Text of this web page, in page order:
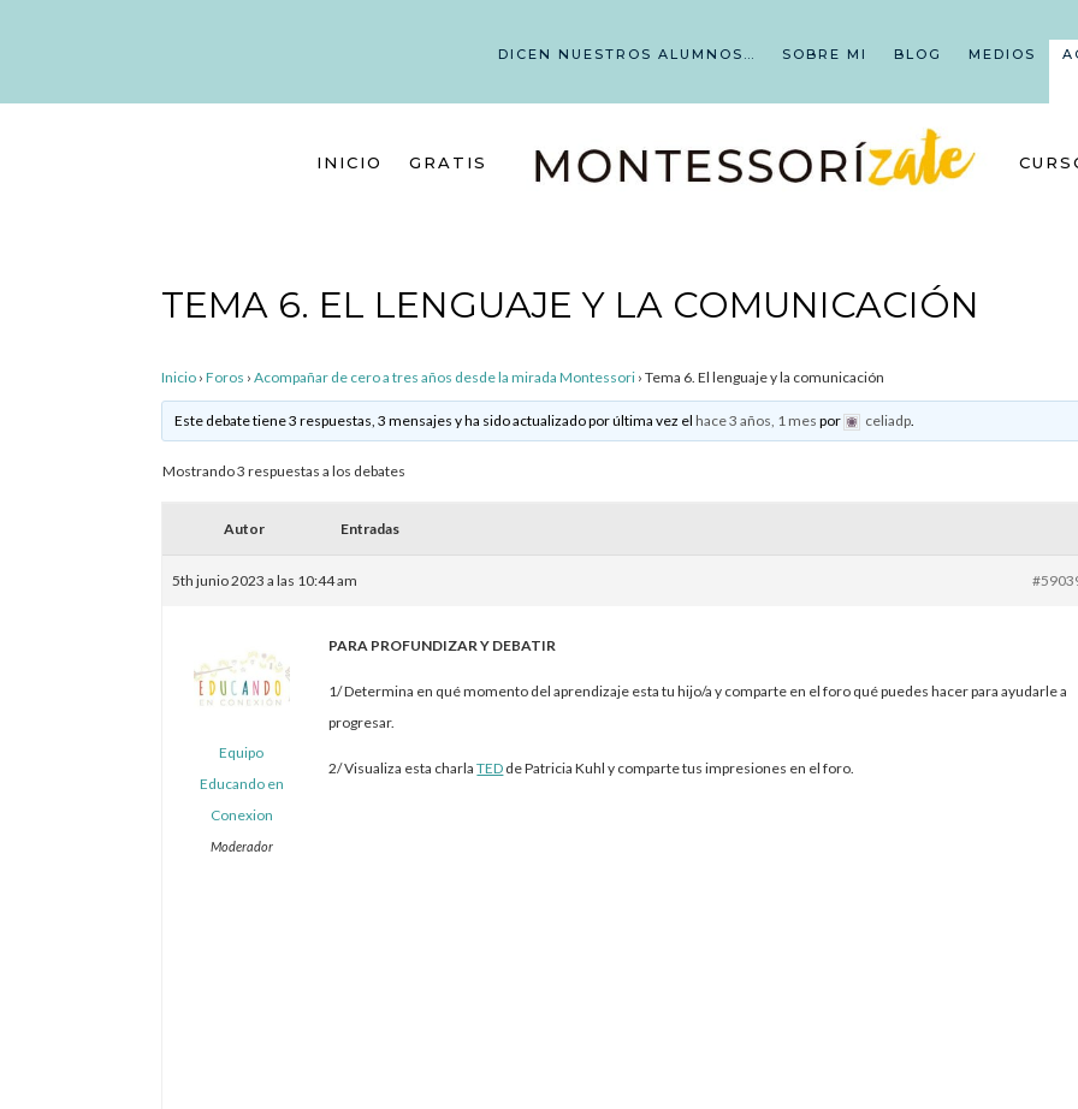
DICEN NUESTROS ALUMNOS… SOBRE MI BLOG MEDIOS
INICIO GRATIS
TEMA 6. EL LENGUAJE Y LA COMUNICACIÓN
Inicio › Foros › Acompañar de cero a tres años desde la mirada Montessori › Tema 6. El lenguaje y la comunicación
Este debate tiene 3 respuestas, 3 mensajes y ha sido actualizado por última vez el hace 3 años, 1 mes por celiadp.
Mostrando 3 respuestas a los debates
Autor Entradas
5th junio 2023 a las 10:44 am
Equipo
Educando en
Conexion
Moderador
PARA PROFUNDIZAR Y DEBATIR
1/ Determina en qué momento del aprendizaje esta tu hijo/a y comparte en el foro qué puedes hacer para ayudarle a
progresar.
2/ Visualiza esta charlaTED de Patricia Kuhl y comparte tus impresiones en el foro.